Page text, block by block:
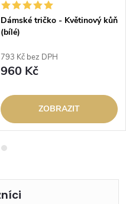
Dámské tričko - Květinový kůň
(bílé)
793 Kč bez DPH
960 Kč
ZOBRAZIT